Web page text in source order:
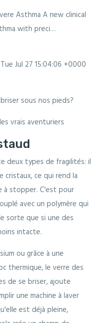
Asthma A new clinical
with preci…
Tue Jul 27 15:04:06 +0000
vrais aventuriers
deux types de fragilités: il
ce qui rend la
à stopper. C'est pour
avec un polymère qui
sorte que si une des
intacte.
ou grâce à une
thermique, le verre des
de se briser, ajoute
une machine à laver
est déjà pleine,